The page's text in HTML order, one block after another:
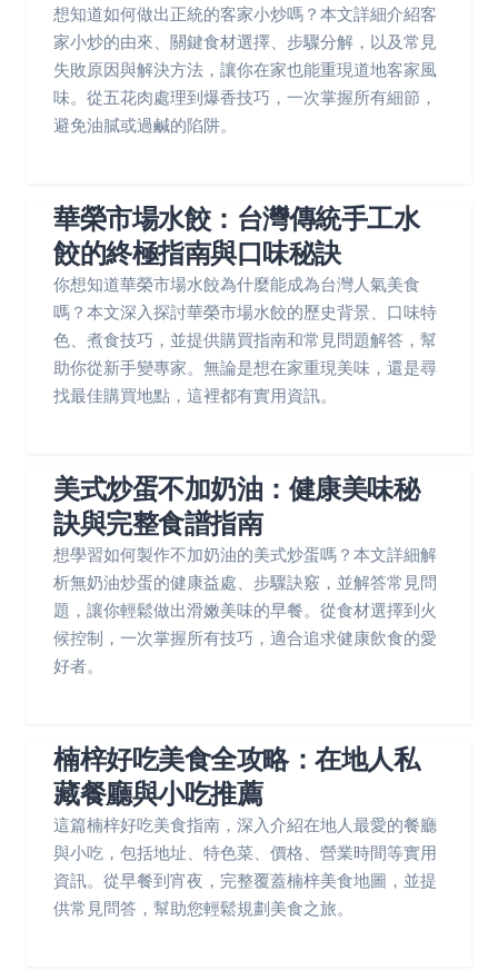
想知道如何做出正統的客家小炒嗎？本文詳細介紹客
家小炒的由來、關鍵食材選擇、步驟分解，以及常見
失敗原因與解決方法，讓你在家也能重現道地客家風
味。從五花肉處理到爆香技巧，一次掌握所有細節，
避免油膩或過鹹的陷阱。
華榮市場水餃：台灣傳統手工水
餃的終極指南與口味秘訣
你想知道華榮市場水餃為什麼能成為台灣人氣美食
嗎？本文深入探討華榮市場水餃的歷史背景、口味特
色、煮食技巧，並提供購買指南和常見問題解答，幫
助你從新手變專家。無論是想在家重現美味，還是尋
找最佳購買地點，這裡都有實用資訊。
美式炒蛋不加奶油：健康美味秘
訣與完整食譜指南
想學習如何製作不加奶油的美式炒蛋嗎？本文詳細解
析無奶油炒蛋的健康益處、步驟訣竅，並解答常見問
題，讓你輕鬆做出滑嫩美味的早餐。從食材選擇到火
候控制，一次掌握所有技巧，適合追求健康飲食的愛
好者。
楠梓好吃美食全攻略：在地人私
藏餐廳與小吃推薦
這篇楠梓好吃美食指南，深入介紹在地人最愛的餐廳
與小吃，包括地址、特色菜、價格、營業時間等實用
資訊。從早餐到宵夜，完整覆蓋楠梓美食地圖，並提
供常見問答，幫助您輕鬆規劃美食之旅。